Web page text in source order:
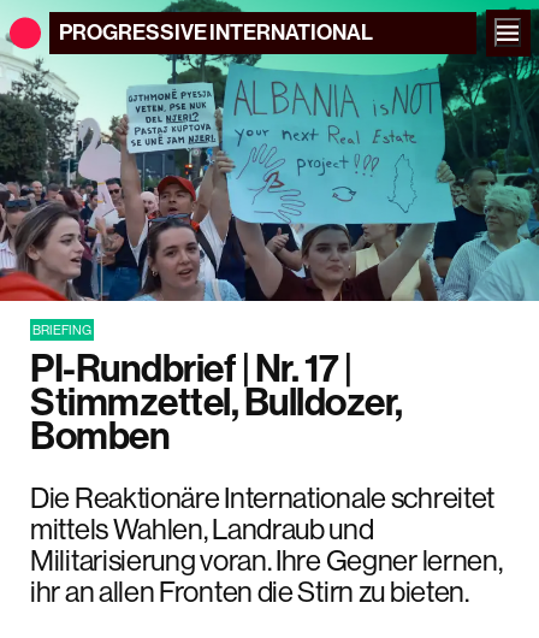
PROGRESSIVEINTERNATIONAL
BRIEFING
PI-Rundbrief | Nr. 17 |
Stimmzettel, Bulldozer,
Bomben
Die Reaktionäre Internationale schreitet
mittels Wahlen, Landraub und
Militarisierung voran. Ihre Gegner lernen,
ihr an allen Fronten die Stirn zu bieten.